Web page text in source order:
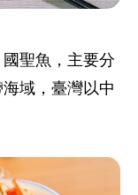
聖魚，主要分
域，臺灣以中